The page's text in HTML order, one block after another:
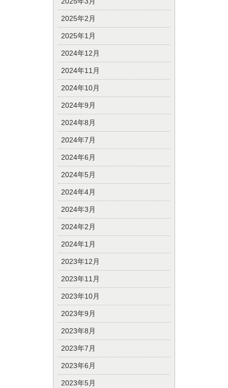
2025年2月
2025年1月
2024年12月
2024年11月
2024年10月
2024年9月
2024年8月
2024年7月
2024年6月
2024年5月
2024年4月
2024年3月
2024年2月
2024年1月
2023年12月
2023年11月
2023年10月
2023年9月
2023年8月
2023年7月
2023年6月
2023年5月